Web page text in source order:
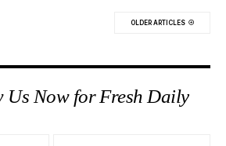
OLDER ARTICLES
Us Now for Fresh Daily